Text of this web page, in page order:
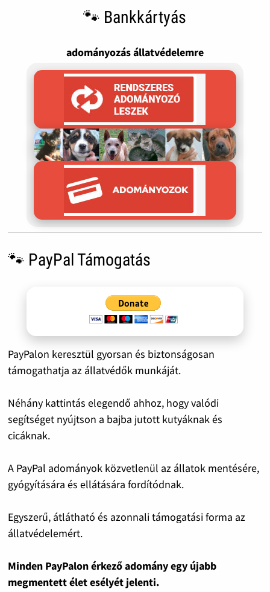
🐾 Bankkártyás
adományozás állatvédelemre
🐾 PayPal Támogatás
PayPalon keresztül gyorsan és biztonságosan
támogathatja az állatvédők munkáját.
Néhány kattintás elegendő ahhoz, hogy valódi
segítséget nyújtson a bajba jutott kutyáknak és
cicáknak.
A PayPal adományok közvetlenül az állatok mentésére,
gyógyítására és ellátására fordítódnak.
Egyszerű, átlátható és azonnali támogatási forma az
állatvédelemért.
Minden PayPalon érkező adomány egy újabb
megmentett élet esélyét jelenti.